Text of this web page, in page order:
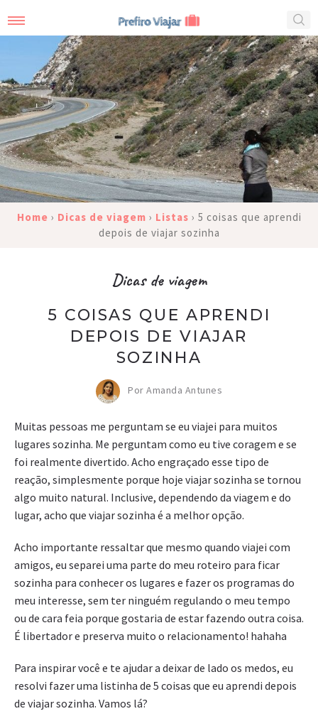
Home › Dicas de viagem › Listas › 5 coisas que aprendi
depois de viajar sozinha
Dicas de viagem
5 COISAS QUE APRENDI
DEPOIS DE VIAJAR
SOZINHA
Por Amanda Antunes
Muitas pessoas me perguntam se eu viajei para muitos
lugares sozinha. Me perguntam como eu tive coragem e se
foi realmente divertido. Acho engraçado esse tipo de
reação, simplesmente porque hoje viajar sozinha se tornou
algo muito natural. Inclusive, dependendo da viagem e do
lugar, acho que viajar sozinha é a melhor opção.
Acho importante ressaltar que mesmo quando viajei com
amigos, eu separei uma parte do meu roteiro para ficar
sozinha para conhecer os lugares e fazer os programas do
meu interesse, sem ter ninguém regulando o meu tempo
ou de cara feia porque gostaria de estar fazendo outra coisa.
É libertador e preserva muito o relacionamento! hahaha
Para inspirar você e te ajudar a deixar de lado os medos, eu
resolvi fazer uma listinha de 5 coisas que eu aprendi depois
de viajar sozinha. Vamos lá?